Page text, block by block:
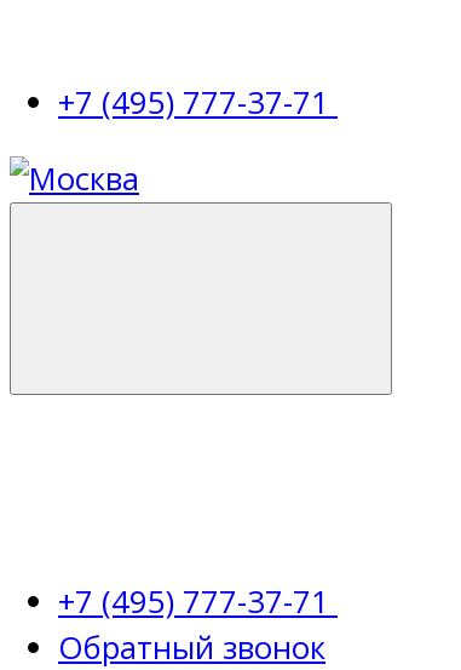
+7 (495) 777-37-71
+7 (495) 777-37-71
Обратный звонок